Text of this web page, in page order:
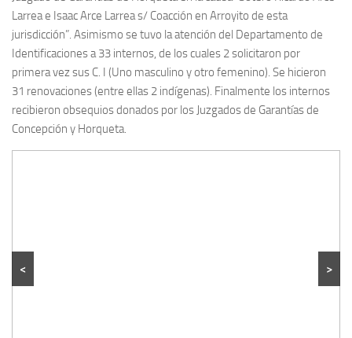
Larrea e Isaac Arce Larrea s/ Coacción en Arroyito de esta
jurisdicción”. Asimismo se tuvo la atención del Departamento de
Identificaciones a 33 internos, de los cuales 2 solicitaron por
primera vez sus C. I (Uno masculino y otro femenino). Se hicieron
31 renovaciones (entre ellas 2 indígenas). Finalmente los internos
recibieron obsequios donados por los Juzgados de Garantías de
Concepción y Horqueta.
< >